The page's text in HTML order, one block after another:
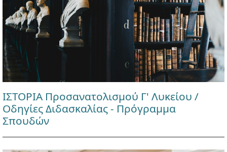
ΙΣΤΟΡΙΑ Προσανατολισμού Γ' Λυκείου /
Οδηγίες Διδασκαλίας - Πρόγραμμα
Σπουδών